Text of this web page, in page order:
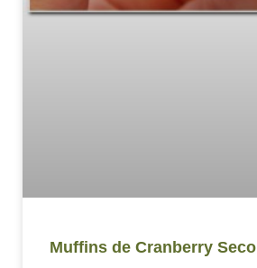
Muffins de Cranberry Seco